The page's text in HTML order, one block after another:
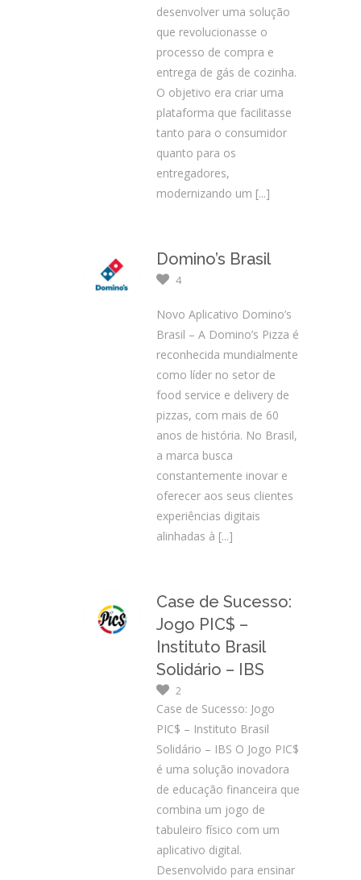
desenvolver uma solução
que revolucionasse o
processo de compra e
entrega de gás de cozinha.
O objetivo era criar uma
plataforma que facilitasse
tanto para o consumidor
quanto para os
entregadores,
modernizando um [...]
Domino’s Brasil
4
Novo Aplicativo Domino’s
Brasil – A Domino’s Pizza é
reconhecida mundialmente
como líder no setor de
food service e delivery de
pizzas, com mais de 60
anos de história. No Brasil,
a marca busca
constantemente inovar e
oferecer aos seus clientes
experiências digitais
alinhadas à [...]
Case de Sucesso:
Jogo PIC$ –
Instituto Brasil
Solidário – IBS
2
Case de Sucesso: Jogo
PIC$ – Instituto Brasil
Solidário – IBS O Jogo PIC$
é uma solução inovadora
de educação financeira que
combina um jogo de
tabuleiro físico com um
aplicativo digital.
Desenvolvido para ensinar